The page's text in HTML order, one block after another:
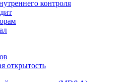
контроля
открытость